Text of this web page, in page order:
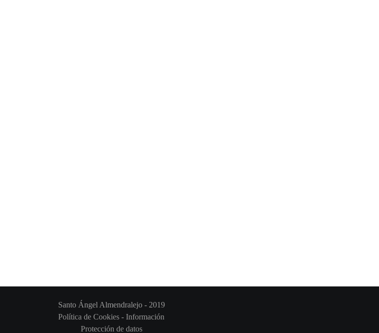
Santo Ángel Almendralejo - 2019
Política de Cookies - Información
Protección de datos